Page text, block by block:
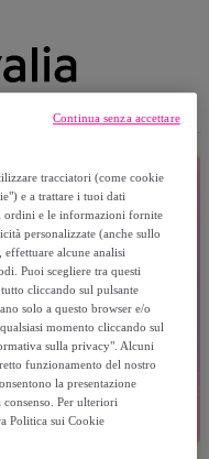
tracciatori (come cookie
e a trattare i tuoi dati
ordini e le informazioni fornite
personalizzate (anche sullo
effettuare alcune analisi
Puoi scegliere tra questi
cliccando sul pulsante
solo a questo browser e/o
momento cliccando sul
sulla privacy". Alcuni
funzionamento del nostro
la presentazione
consenso. Per ulteriori
Politica sui Cookie
Continua senza accettare